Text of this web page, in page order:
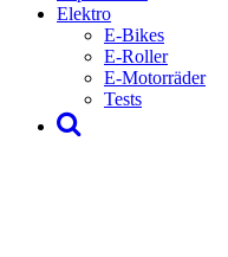
Elektro
E-Bikes
E-Roller
E-Motorräder
Tests